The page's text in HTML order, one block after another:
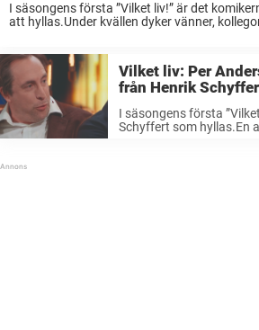
I säsongens första ”Vilket liv!” är det
att hyllas.Under kvällen dyker vänner,
Vilket liv: Per
från Henrik
skilsmässan
I säsongens första
Schyffert som hyllas.En